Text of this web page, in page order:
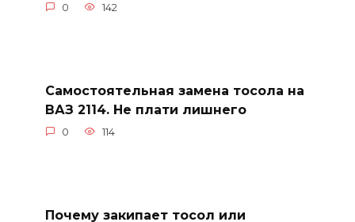
0 142
Самостоятельная замена тосола на
ВАЗ 2114. Не плати лишнего
0 114
Почему закипает тосол или